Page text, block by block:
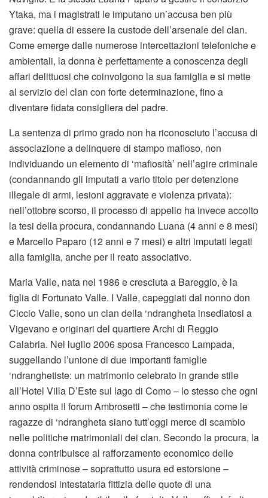
Ytaka, ma i magistrati le imputano un’accusa ben più
grave: quella di essere la custode dell’arsenale del clan.
Come emerge dalle numerose intercettazioni telefoniche e
ambientali, la donna è perfettamente a conoscenza degli
affari delittuosi che coinvolgono la sua famiglia e si mette
al servizio del clan con forte determinazione, fino a
diventare fidata consigliera del padre.
La sentenza di primo grado non ha riconosciuto l’accusa di
associazione a delinquere di stampo mafioso, non
individuando un elemento di ‘mafiosità’ nell’agire criminale
(condannando gli imputati a vario titolo per detenzione
illegale di armi, lesioni aggravate e violenza privata):
nell’ottobre scorso, il processo di appello ha invece accolto
la tesi della procura, condannando Luana (4 anni e 8 mesi)
e Marcello Paparo (12 anni e 7 mesi) e altri imputati legati
alla famiglia, anche per il reato associativo.
Maria Valle, nata nel 1986 e cresciuta a Bareggio, è la
figlia di Fortunato Valle. I Valle, capeggiati dal nonno don
Ciccio Valle, sono un clan della ‘ndrangheta insediatosi a
Vigevano e originari del quartiere Archi di Reggio
Calabria. Nel luglio 2006 sposa Francesco Lampada,
suggellando l’unione di due importanti famiglie
‘ndranghetiste: un matrimonio celebrato in grande stile
all’Hotel Villa D’Este sul lago di Como – lo stesso che ogni
anno ospita il forum Ambrosetti – che testimonia come le
ragazze di ‘ndrangheta siano tutt’oggi merce di scambio
nelle politiche matrimoniali dei clan. Secondo la procura, la
donna contribuisce al rafforzamento economico delle
attività criminose – soprattutto usura ed estorsione –
rendendosi intestataria fittizia delle quote di una